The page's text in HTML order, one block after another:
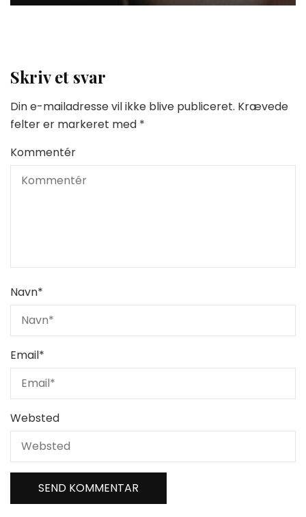
Skriv et svar
Din e-mailadresse vil ikke blive publiceret. Krævede
felter er markeret med *
Kommentér
Navn*
Email*
Websted